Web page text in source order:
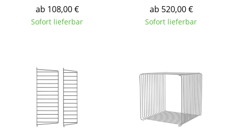
Einzelbetten
Nachttische & Bettzubehör
... alle Betten
Accessoires
ab 108,00 €
Sofort lieferbar
ab 520,00 €
Sofort lieferbar